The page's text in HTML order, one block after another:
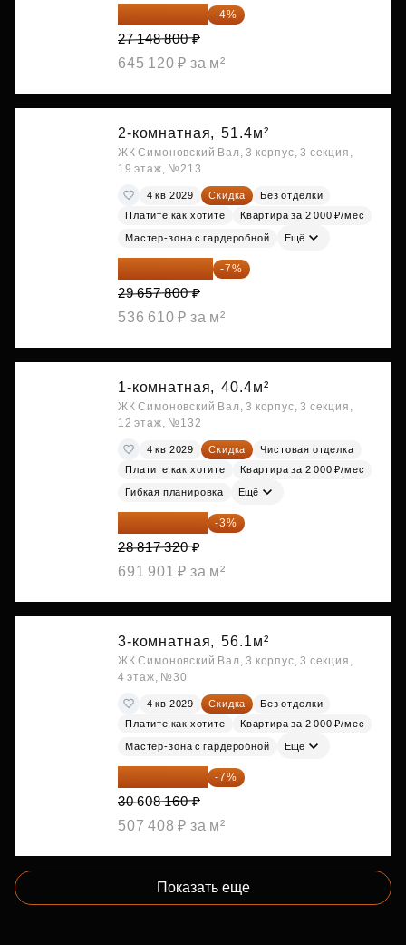
26 062 848 ₽ -4%
27 148 800 ₽
645 120 ₽ за м²
2-комнатная, 51.4м²
ЖК Симоновский Вал, 3 корпус, 3 секция,
19 этаж, №213
4 кв 2029 Скидка
Без отделки
Платите как хотите
Квартира за 2 000 ₽/мес
Мастер-зона с гардеробной Ещё
27 581 754 ₽ -7%
29 657 800 ₽
536 610 ₽ за м²
1-комнатная, 40.4м²
ЖК Симоновский Вал, 3 корпус, 3 секция,
12 этаж, №132
4 кв 2029 Скидка
Чистовая отделка
Платите как хотите
Квартира за 2 000 ₽/мес
Гибкая планировка Ещё
27 952 800 ₽ -3%
28 817 320 ₽
691 901 ₽ за м²
3-комнатная, 56.1м²
ЖК Симоновский Вал, 3 корпус, 3 секция,
4 этаж, №30
4 кв 2029 Скидка
Без отделки
Платите как хотите
Квартира за 2 000 ₽/мес
Мастер-зона с гардеробной Ещё
28 465 589 ₽ -7%
30 608 160 ₽
507 408 ₽ за м²
Показать еще